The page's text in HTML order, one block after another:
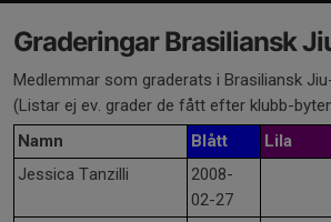
Graderingar Brasiliansk
Medlemmar som graderats i Brasiliansk
(Listar ej ev. grader de fått efter klubb-
Namn
Blått Lila
Jessica Tanzilli
2008-
02-27